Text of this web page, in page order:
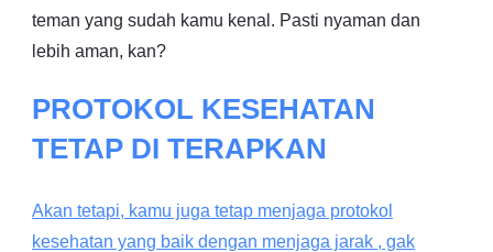
teman yang sudah kamu kenal. Pasti nyaman dan
lebih aman, kan?
PROTOKOL KESEHATAN
TETAP DI TERAPKAN
Akan tetapi, kamu juga tetap menjaga protokol
kesehatan yang baik dengan menjaga jarak , gak